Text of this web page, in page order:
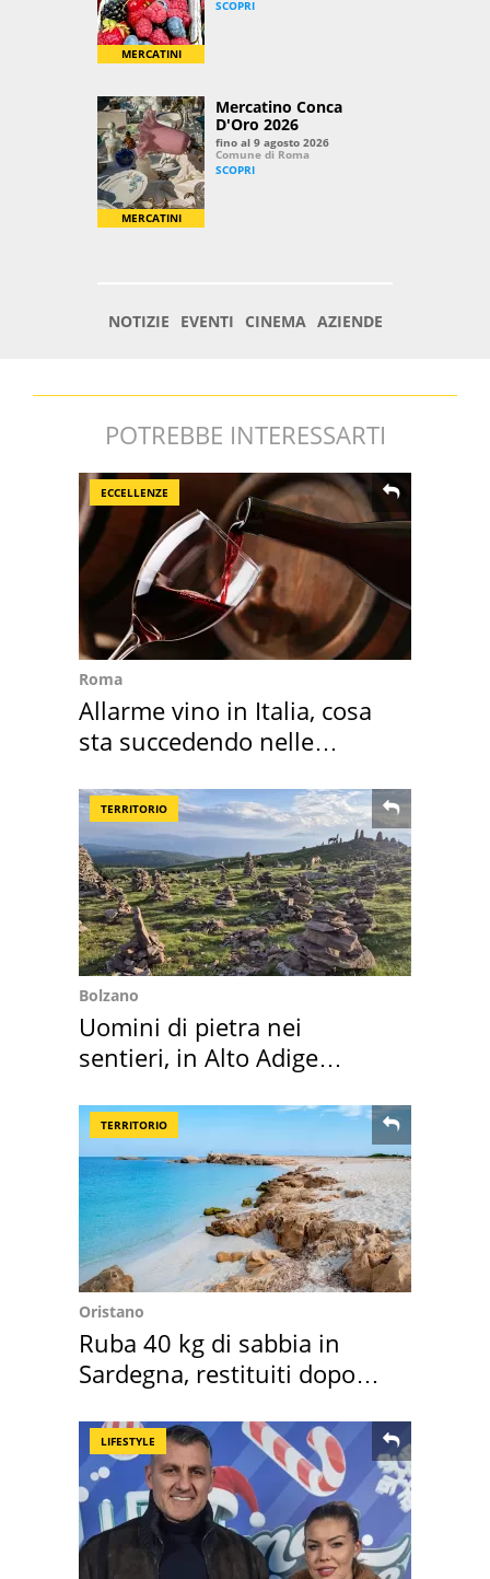
POTREBBE INTERESSARTI
ECCELLENZE
Roma
Allarme vino in Italia, cosa
sta succedendo nelle
TERRITORIO
Bolzano
Uomini di pietra nei
sentieri, in Alto Adige
TERRITORIO
Oristano
Ruba 40 kg di sabbia in
Sardegna, restituiti dopo
LIFESTYLE